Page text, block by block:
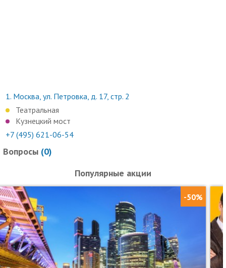
1. Москва, ул. Петровка, д. 17, стр. 2
Театральная
Кузнецкий мост
+7 (495) 621-06-54
Вопросы (0)
Популярные акции
-50%